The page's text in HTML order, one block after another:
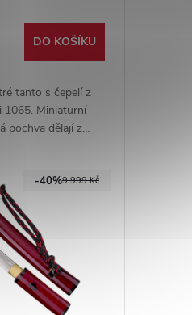
DO KOŠÍKU
tanto s čepelí z
1065. Miniaturní
pochva dělají z
9 999 Kč
-40%